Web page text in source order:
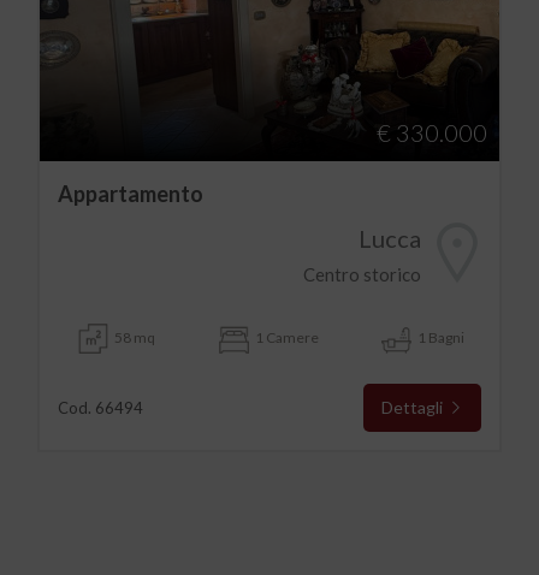
€ 330.000
Appartamento
Lucca
Centro storico
58 mq 1 Camere 1 Bagni
Cod. 66494 Dettagli